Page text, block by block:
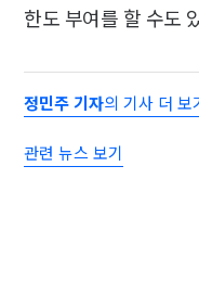
한도 부여를 할 수도
정민주 기자의 기사 더 보
관련 뉴스 보기